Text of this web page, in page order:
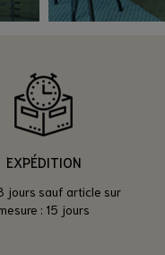
EXPÉDITION
jours sauf article sur
: 15 jours